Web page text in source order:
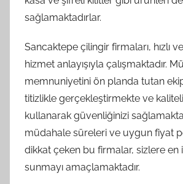
sağlamaktadırlar.
Sancaktepe çilingir firmaları, hızlı
hizmet anlayışıyla çalışmaktadır.
memnuniyetini ön planda tutan
titizlikle gerçekleştirmekte ve
kullanarak güvenliğinizi
müdahale süreleri ve uygun fiyat
dikkat çeken bu firmalar, sizlere en
sunmayı amaçlamaktadır.